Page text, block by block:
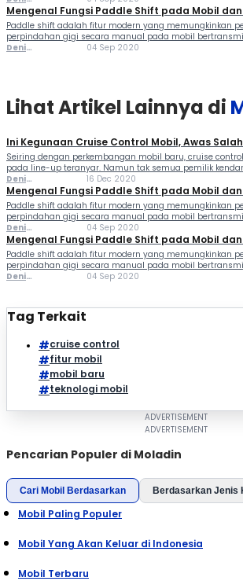
berbagai mobil produksi massal, bahkan di kelas
Ferlindungan
Mengenal Fungsi Paddle Shift pada Mobil
Paddle shift adalah fitur modern yang memungkinkan
perpindahan gigi secara manual pada mobil
fitur ini digunakan pada mobil balap Formula 1, namun
Deni
04 Sep 2020
Lihat Artikel Lainnya di
Ini Kegunaan Cruise Control Mobil, Awas
Seiring dengan perkembangan mobil baru, cruise
pada line-up teranyar. Namun tak semua pemilik
kegunaan cruise control mobil. Padahal jika mengetahui
mobil, dapat sangat membantu pengemudi terlebih
Namun...
Deni
Ferlindungan
16 Dec 2020
Mengenal Fungsi Paddle Shift pada Mobil
Paddle shift adalah fitur modern yang memungkinkan
perpindahan gigi secara manual pada mobil
fitur ini digunakan pada mobil balap Formula 1, namun
berbagai mobil produksi massal, bahkan di kelas
Deni
Ferlindungan
04 Sep 2020
Mengenal Fungsi Paddle Shift pada Mobil
Paddle shift adalah fitur modern yang memungkinkan
perpindahan gigi secara manual pada mobil
fitur ini digunakan pada mobil balap Formula 1, namun
Deni
04 Sep 2020
Tag Terkait
cruise control
fitur mobil
mobil baru
teknologi mobil
Pencarian Populer di Moladin
Cari Mobil Berdasarkan Berdasarkan Jenis
Mobil Paling Populer
Mobil Yang Akan Keluar di Indonesia
Mobil Terbaru